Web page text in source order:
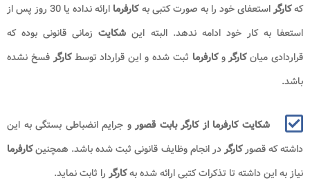
کهکارگراستعفای خود را به صورت کتبی بهکارفرما
ارائه نداده یا 30 روز پس از
استعفا به کار خود ادامه ندهد. البته این شکایت زمانی قانونی بوده که
قراردادی میانکارگروکارفرما ثبت شده و این قرارداد توسطکارگرفسخ نشده
باشد.
شکایت کارفرما از کارگر بابت قصورو جرایم انضباطی بستگی به این
داشته که قصورکارگردر انجام وظایف قانونی ثبت شده باشد. همچنینکارفرما
نیاز به این داشته تا تذکرات کتبی ارائه شده بهکارگررا ثابت نماید.